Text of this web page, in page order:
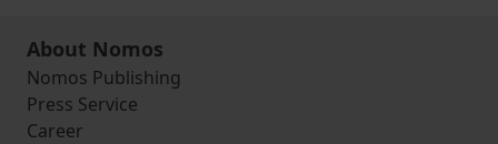
About Nomos
Nomos Publishing
Press Service
Career